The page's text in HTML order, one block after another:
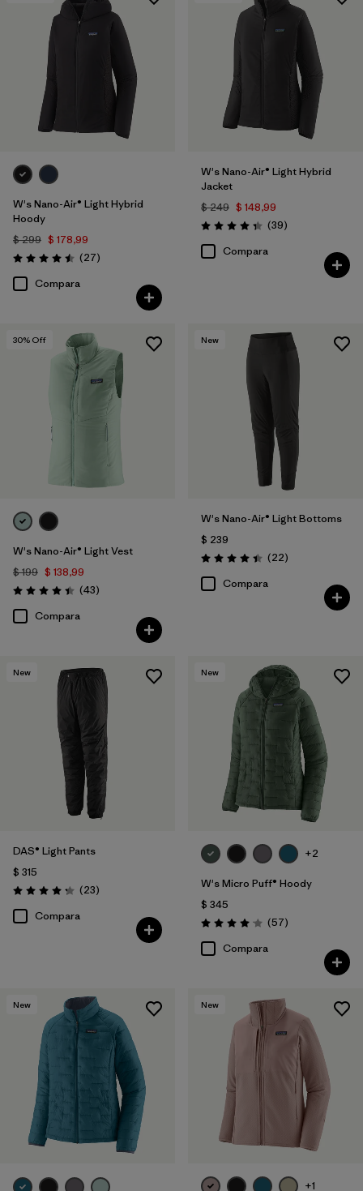
W's Nano-Air® Light Hybrid
Hoody
$ 299 $ 178,99
Valoración: 4.5 / 5
(27Comentarios
)
Compara
W's Nano-Air® Light Hybrid
Jacket
$ 249 $ 148,99
Valoración: 4.3 / 5
(39Comentarios
)
Compara
30% Off
W's Nano-Air® Light Vest
$ 199 $ 138,99
Valoración: 4.4 / 5
(43Comentarios
)
Compara
New
W's Nano-Air® Light Bottoms
$ 239
Valoración: 4.4 / 5
(22Comentarios
)
Compara
New
DAS® Light Pants
$ 315
Valoración: 4.2 / 5
(23Comentarios
)
Compara
New
+2
W's Micro Puff® Hoody
$ 345
Valoración: 4.1 / 5
(57Comentarios
)
Compara
New New
+1